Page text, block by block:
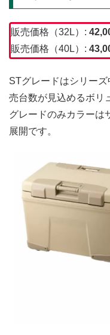
販売価格（32L）:
販売価格（40L）:
STグレードはシリー
売台数が見込めるボリ
グレードのみカラーは
展開です。